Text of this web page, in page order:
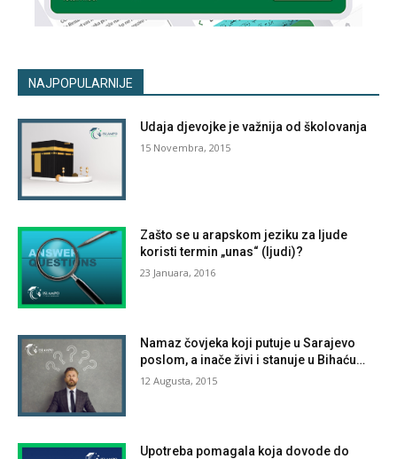
NAJPOPULARNIJE
Udaja djevojke je važnija od školovanja
15 Novembra, 2015
Zašto se u arapskom jeziku za ljude
koristi termin „unas“ (ljudi)?
23 Januara, 2016
Namaz čovjeka koji putuje u Sarajevo
poslom, a inače živi i stanuje u Bihaću…
12 Augusta, 2015
Upotreba pomagala koja dovode do